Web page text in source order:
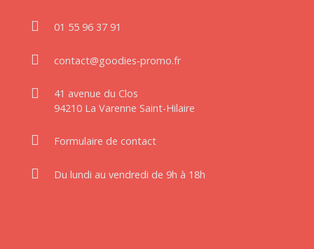
01 55 96 37 91
contact@goodies-promo.fr
41 avenue du Clos
94210 La Varenne Saint-Hilaire
Formulaire de contact
Du lundi au vendredi de 9h à 18h